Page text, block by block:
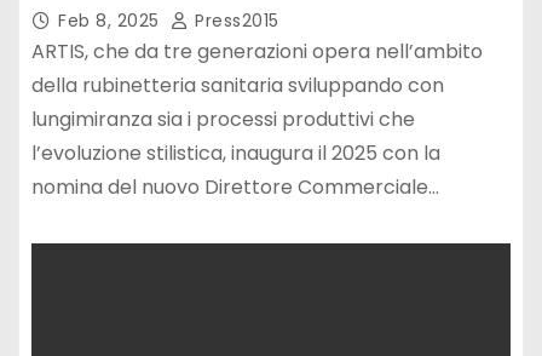
Feb 8, 2025 Press2015
ARTIS, che da tre generazioni opera nell’ambito
della rubinetteria sanitaria sviluppando con
lungimiranza sia i processi produttivi che
l’evoluzione stilistica, inaugura il 2025 con la
nomina del nuovo Direttore Commerciale…